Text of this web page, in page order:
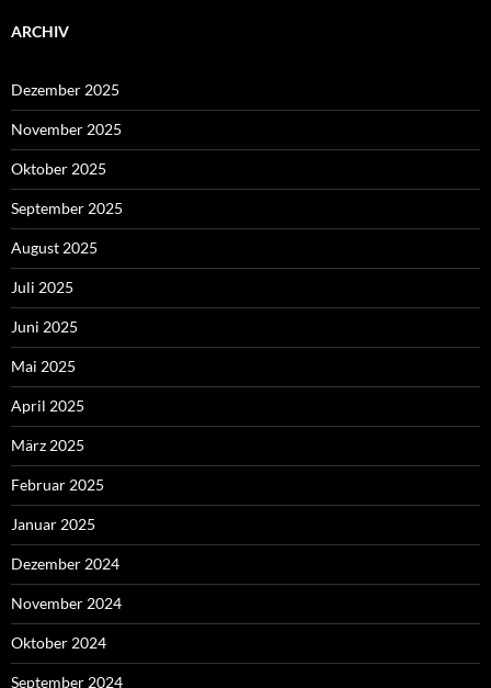
ARCHIV
Dezember 2025
November 2025
Oktober 2025
September 2025
August 2025
Juli 2025
Juni 2025
Mai 2025
April 2025
März 2025
Februar 2025
Januar 2025
Dezember 2024
November 2024
Oktober 2024
September 2024